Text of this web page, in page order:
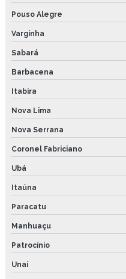
Pouso Alegre
Varginha
Sabará
Barbacena
Itabira
Nova Lima
Nova Serrana
Coronel Fabriciano
Ubá
Itaúna
Paracatu
Manhuaçu
Patrocínio
Unaí